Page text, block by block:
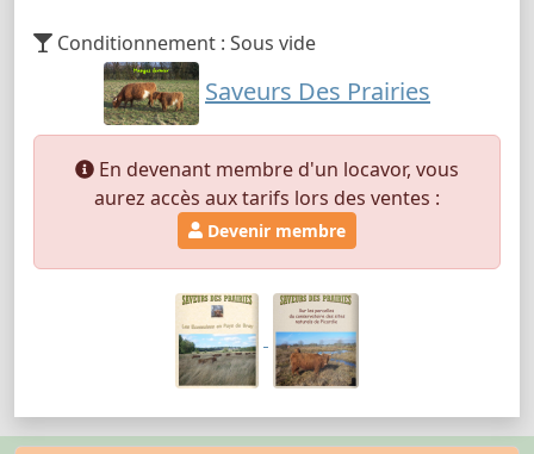
Conditionnement : Sous vide
Saveurs Des Prairies
En devenant membre d'un locavor, vous
aurez accès aux tarifs lors des ventes :
Devenir membre